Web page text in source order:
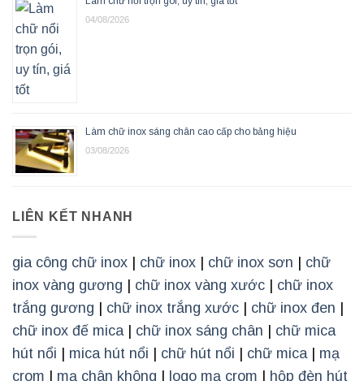
04/08/2026
Làm chữ inox sáng chân cao cấp cho bảng hiệu
03/08/2026
LIÊN KẾT NHANH
gia công chữ inox | chữ inox | chữ inox sơn | chữ
inox vàng gương | chữ inox vàng xước | chữ inox
trắng gương | chữ inox trắng xước | chữ inox đen |
chữ inox đế mica | chữ inox sáng chân | chữ mica
hút nổi | mica hút nổi | chữ hút nổi | chữ mica | mạ
crom | mạ chân không | logo mạ crom | hộp đèn hút